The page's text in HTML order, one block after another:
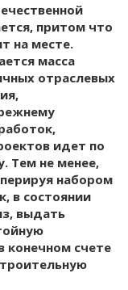
притом что
на месте.
масса
отраслевых
идет по
Тем не менее,
набором
в состоянии
выдать
конечном счете